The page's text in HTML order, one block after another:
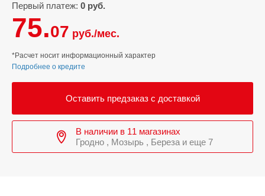
Первый платеж: 0 руб.
75.07 руб./мес.
*Расчет носит информационный характер
Подробнее о кредите
Оставить предзаказ с доставкой
В наличии в 11 магазинах
Гродно , Мозырь , Береза и еще 7